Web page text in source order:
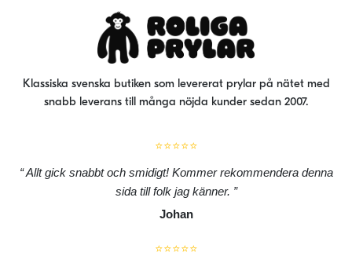
Klassiska svenska butiken som levererat prylar på nätet med
snabb leverans till många nöjda kunder sedan 2007.
⭐⭐⭐⭐⭐
Allt gick snabbt och smidigt! Kommer rekommendera denna
sida till folk jag känner.
Johan
⭐⭐⭐⭐⭐